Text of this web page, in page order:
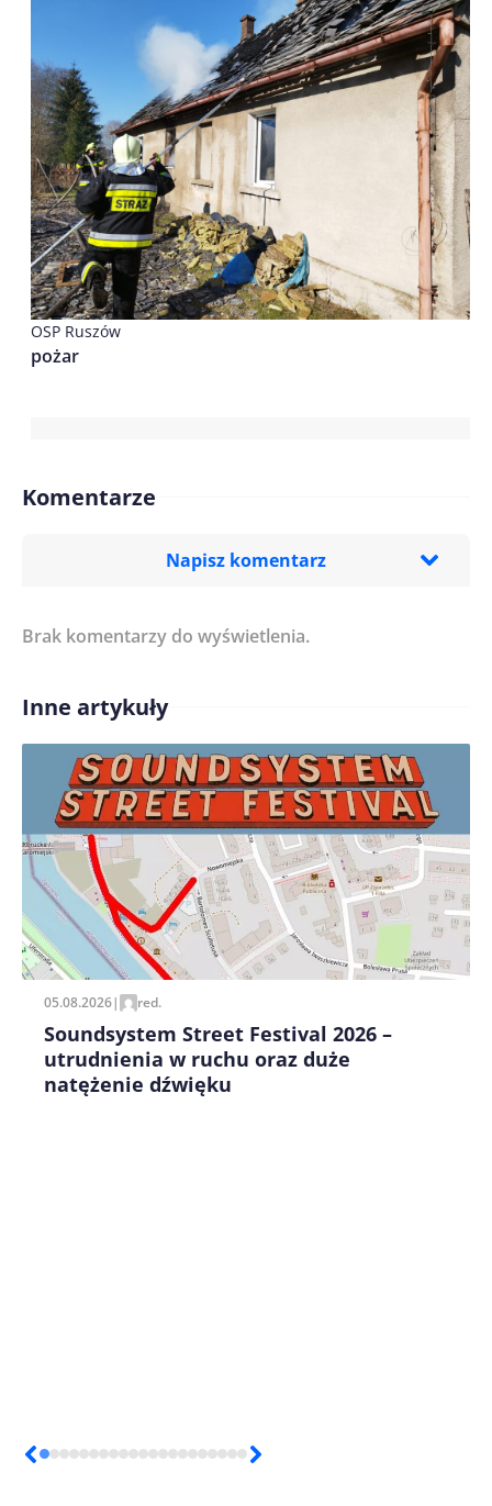
OSP Ruszów
pożar
Komentarze
Napisz komentarz
Treść komentarza*
Imię/ Nick*
Zapamiętaj moje dane w tej przeglądarce podczas
pisania kolejnych komentarzy.
Brak komentarzy do wyświetlenia.
Inne artykuły
05.08.2026| red.
Soundsystem Street Festival 2026 –
utrudnienia w ruchu oraz duże
natężenie dźwięku